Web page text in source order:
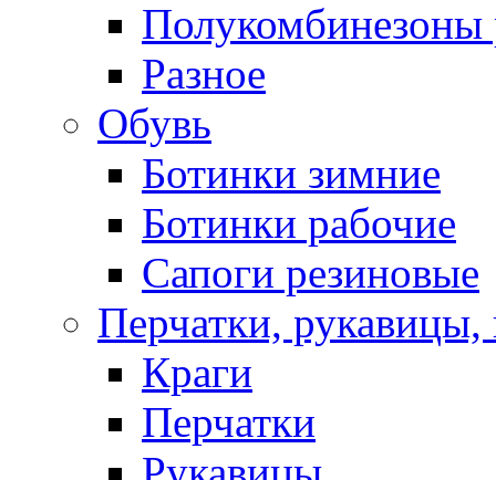
Полукомбинезоны
Разное
Обувь
Ботинки зимние
Ботинки рабочие
Сапоги резиновые
Перчатки, рукавицы,
Краги
Перчатки